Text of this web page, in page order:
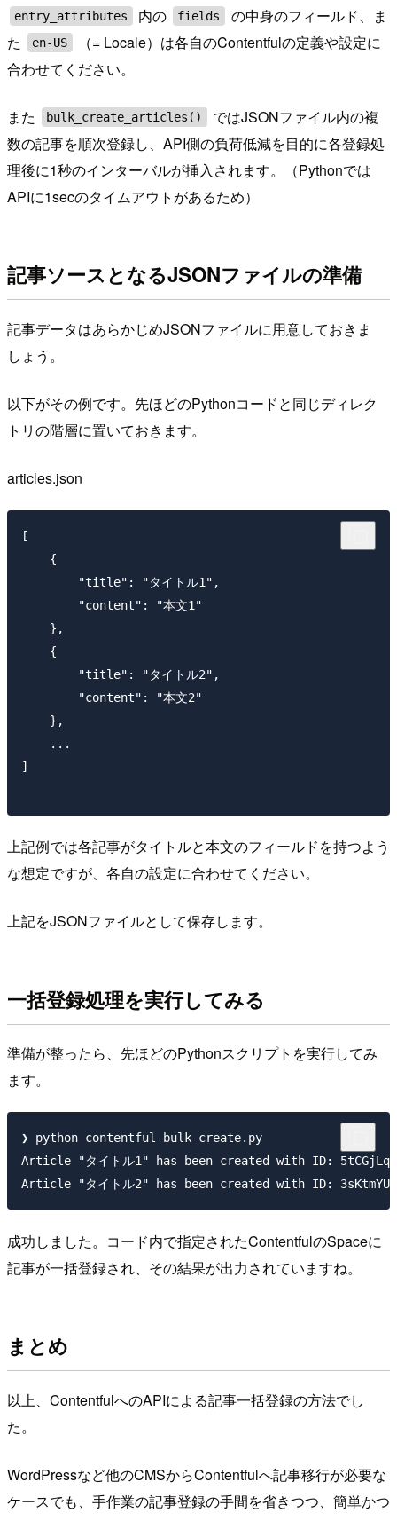
entry_attributes 内の fields
の中身のフィールド、ま
た
en-US
（= Locale）は各自のContentfulの定義や設定に
合わせてください。
また bulk_create_articles()
ではJSONファイル内の複
数の記事を順次登録し、API側の負荷低減を目的に各登録処
理後に1秒のインターバルが挿入されます。（Pythonでは
APIに1secのタイムアウトがあるため）
記事ソースとなるJSONファイルの準備
記事データはあらかじめJSONファイルに用意しておきま
しょう。
以下がその例です。先ほどのPythonコードと同じディレク
トリの階層に置いておきます。
articles.json
[
    {
        "title": "タイトル1",
        "content": "本文1"
    },
    {
        "title": "タイトル2",
        "content": "本文2"
    },
    ...
]
上記例では各記事がタイトルと本文のフィールドを持つよう
な想定ですが、各自の設定に合わせてください。
上記をJSONファイルとして保存します。
一括登録処理を実行してみる
準備が整ったら、先ほどのPythonスクリプトを実行してみ
ます。
❯ python contentful-bulk-create.py
Article "タイトル1" has been created with ID:
成功しました。コード内で指定されたContentfulのSpaceに
記事が一括登録され、その結果が出力されていますね。
まとめ
以上、ContentfulへのAPIによる記事一括登録の方法でし
た。
WordPressなど他のCMSからContentfulへ記事移行が必要な
ケースでも、手作業の記事登録の手間を省きつつ、簡単かつ